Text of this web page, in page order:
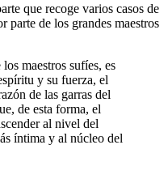
que recoge varios casos de
parte de los grandes maestros
maestros sufíes, es
y su fuerza, el
de las garras del
de esta forma, el
al nivel del
íntima y al núcleo del